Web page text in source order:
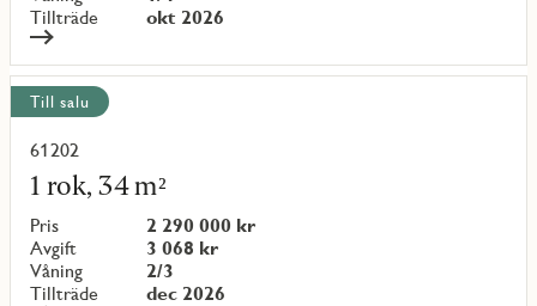
Tillträde
okt 2026
Till salu
61202
1 rok, 34 m²
Pris
2 290 000 kr
Avgift
3 068 kr
Våning
2/3
Tillträde
dec 2026
Läs
mer
om
objekt
{objectNumber}